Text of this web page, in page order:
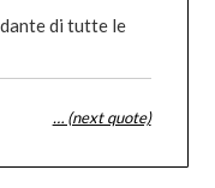
di tutte le
… (next quote)